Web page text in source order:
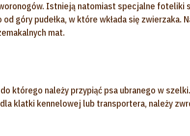
Istnieją natomiast specjalne foteliki
góry pudełka, w które wkłada się zwierzaka.
mat.
którego należy przypiąć psa ubranego w
klatki kennelowej lub transportera, należy